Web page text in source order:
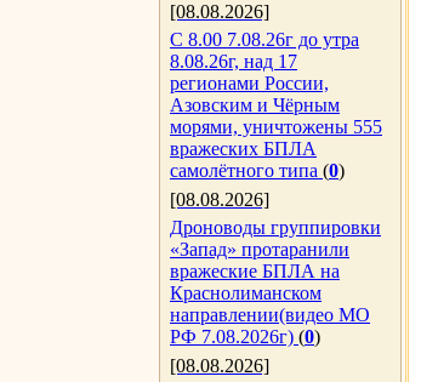
[08.08.2026]
С 8.00 7.08.26г до утра
8.08.26г, над 17
регионами России,
Азовским и Чёрным
морями, уничтожены 555
вражеских БПЛА
самолётного типа (0)
[08.08.2026]
Дроноводы группировки
«Запад» протаранили
вражеские БПЛА на
Краснолиманском
направлении(видео МО
РФ 7.08.2026г) (0)
[08.08.2026]